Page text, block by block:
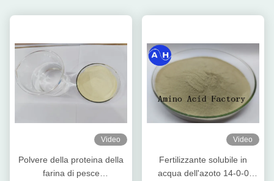
Video
Polvere della proteina della
farina di pesce
Video
Fertilizzante solubile in
acqua dell'azoto 14-0-0